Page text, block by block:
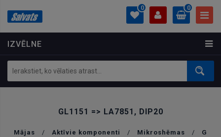
IZVĒLNE
0
PROFILS
Ielogoties
Izveidot kontu
0
0.00 €
GL1151 => LA7851, DIP20
Mājas / Aktīvie komponenti / Mikroshēmas / G